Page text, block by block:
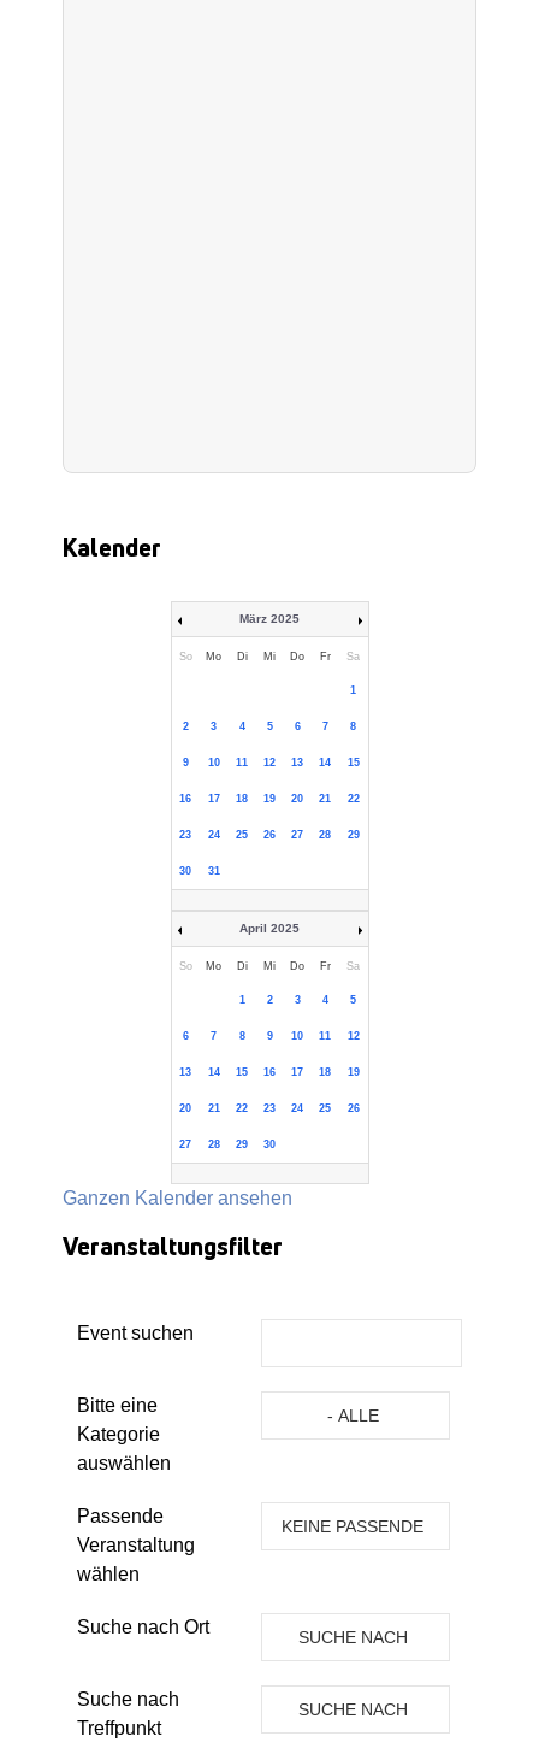
Kalender
März 2025
So Mo Di Mi Do Fr Sa
1
2 3 4 5 6 7 8
9 10 11 12 13 14 15
16 17 18 19 20 21 22
23 24 25 26 27 28 29
30 31
April 2025
So Mo Di Mi Do Fr Sa
1 2 3 4 5
6 7 8 9 10 11 12
13 14 15 16 17 18 19
20 21 22 23 24 25 26
27 28 29 30
Ganzen Kalender ansehen
Veranstaltungsfilter
Event suchen
Bitte eine
Kategorie
auswählen
- ALLE
Passende
Veranstaltung
wählen
KEINE PASSENDE
Suche nach Ort SUCHE NACH
ORT
Suche nach
Treffpunkt
SUCHE NACH